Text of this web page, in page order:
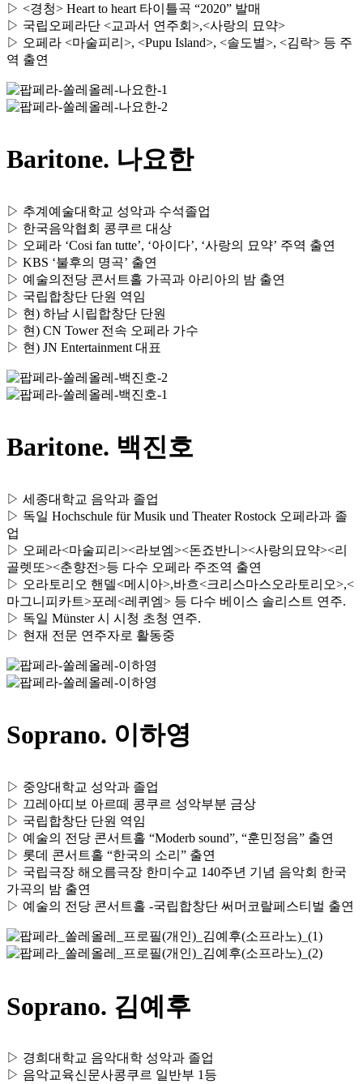
▷ <경청> Heart to heart 타이틀곡 “2020” 발매
▷ 국립오페라단 <교과서 연주회>,<사랑의 묘약>
▷ 오페라 <마술피리>, <Pupu Island>, <솔도별>, <김락> 등 주
역 출연
Baritone. 나요한
▷ 추계예술대학교 성악과 수석졸업
▷ 한국음악협회 콩쿠르 대상
▷ 오페라 ‘Cosi fan tutte’, ‘아이다’, ‘사랑의 묘약’ 주역 출연
▷ KBS ‘불후의 명곡’ 출연
▷ 예술의전당 콘서트홀 가곡과 아리아의 밤 출연
▷ 국립합창단 단원 역임
▷ 현) 하남 시립합창단 단원
▷ 현) CN Tower 전속 오페라 가수
▷ 현) JN Entertainment 대표
Baritone. 백진호
▷ 세종대학교 음악과 졸업
▷ 독일 Hochschule für Musik und Theater Rostock 오페라과 졸
업
▷ 오페라<마술피리><라보엠><돈죠반니><사랑의묘약><리
골렛또><춘향전>등 다수 오페라 주조역 출연
▷ 오라토리오 핸델<메시아>,바흐<크리스마스오라토리오>,<
마그니피카트>포레<레퀴엠> 등 다수 베이스 솔리스트 연주.
▷ 독일 Münster 시 시청 초청 연주.
▷ 현재 전문 연주자로 활동중
Soprano. 이하영
▷ 중앙대학교 성악과 졸업
▷ 끄레아띠보 아르떼 콩쿠르 성악부분 금상
▷ 국립합창단 단원 역임
▷ 예술의 전당 콘서트홀 “Moderb sound”, “훈민정음” 출연
▷ 롯데 콘서트홀 “한국의 소리” 출연
▷ 국립극장 해오름극장 한미수교 140주년 기념 음악회 한국
가곡의 밤 출연
▷ 예술의 전당 콘서트홀 -국립합창단 써머코랄페스티벌 출연
Soprano. 김예후
▷ 경희대학교 음악대학 성악과 졸업
▷ 음악교육신문사콩쿠르 일반부 1등